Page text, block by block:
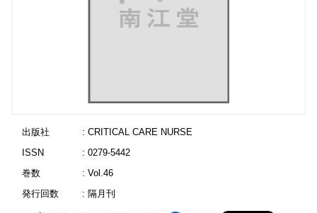
出版社
: CRITICAL CARE NURSE
ISSN
: 0279-5442
巻数
: Vol.46
発行回数
: 隔月刊